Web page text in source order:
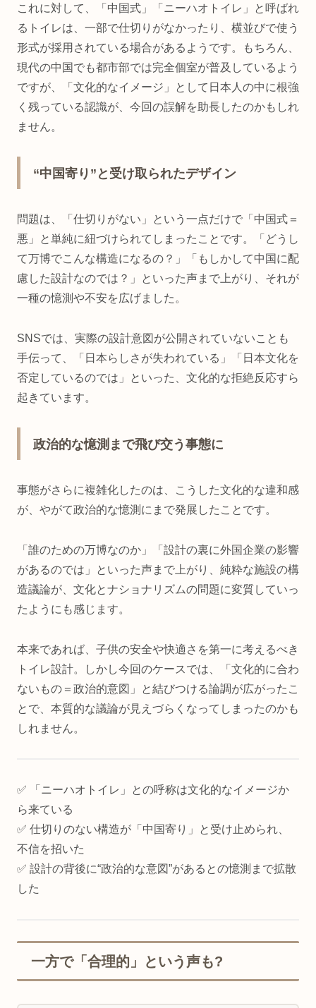
これに対して、「中国式」「ニーハオトイレ」と呼ばれ
るトイレは、一部で仕切りがなかったり、横並びで使う
形式が採用されている場合があるようです。もちろん、
現代の中国でも都市部では完全個室が普及しているよう
ですが、「文化的なイメージ」として日本人の中に根強
く残っている認識が、今回の誤解を助長したのかもしれ
ません。
“中国寄り”と受け取られたデザイン
問題は、「仕切りがない」という一点だけで「中国式＝
悪」と単純に紐づけられてしまったことです。「どうし
て万博でこんな構造になるの？」「もしかして中国に配
慮した設計なのでは？」といった声まで上がり、それが
一種の憶測や不安を広げました。
SNSでは、実際の設計意図が公開されていないことも
手伝って、「日本らしさが失われている」「日本文化を
否定しているのでは」といった、文化的な拒絶反応すら
起きています。
政治的な憶測まで飛び交う事態に
事態がさらに複雑化したのは、こうした文化的な違和感
が、やがて政治的な憶測にまで発展したことです。
「誰のための万博なのか」「設計の裏に外国企業の影響
があるのでは」といった声まで上がり、純粋な施設の構
造議論が、文化とナショナリズムの問題に変質していっ
たようにも感じます。
本来であれば、子供の安全や快適さを第一に考えるべき
トイレ設計。しかし今回のケースでは、「文化的に合わ
ないもの＝政治的意図」と結びつける論調が広がったこ
とで、本質的な議論が見えづらくなってしまったのかも
しれません。
✅ 「ニーハオトイレ」との呼称は文化的なイメージか
ら来ている
✅ 仕切りのない構造が「中国寄り」と受け止められ、
不信を招いた
✅ 設計の背後に“政治的な意図”があるとの憶測まで拡散
した
一方で「合理的」という声も?